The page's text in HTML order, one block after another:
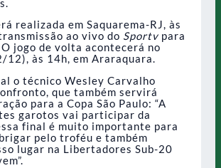
realizada em Saquarema-RJ, às
ao vivo do Sportv para
jogo de volta acontecerá no
12), às 14h, em Araraquara.
o técnico Wesley Carvalho
que também servirá
para a Copa São Paulo: “A
garotos vai participar da
final é muito importante para
pelo troféu e também
lugar na Libertadores Sub-20